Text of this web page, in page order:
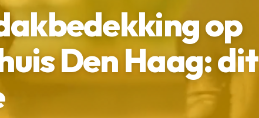
op
Den Haag: dit